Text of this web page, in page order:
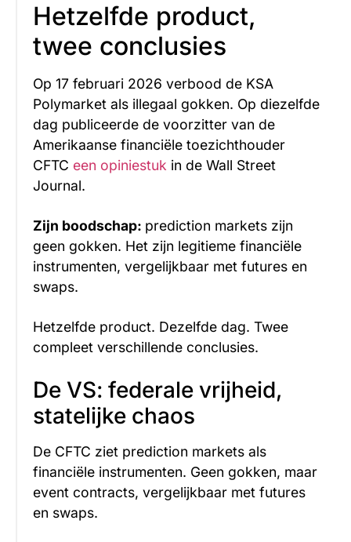
Hetzelfde product,
twee conclusies
Op 17 februari 2026 verbood de KSA
Polymarket als illegaal gokken. Op diezelfde
dag publiceerde de voorzitter van de
Amerikaanse financiële toezichthouder
CFTC een opiniestuk in de Wall Street
Journal.
Zijn boodschap: prediction markets zijn
geen gokken. Het zijn legitieme financiële
instrumenten, vergelijkbaar met futures en
swaps.
Hetzelfde product. Dezelfde dag. Twee
compleet verschillende conclusies.
De VS: federale vrijheid,
statelijke chaos
De CFTC ziet prediction markets als
financiële instrumenten. Geen gokken, maar
event contracts, vergelijkbaar met futures
en swaps.